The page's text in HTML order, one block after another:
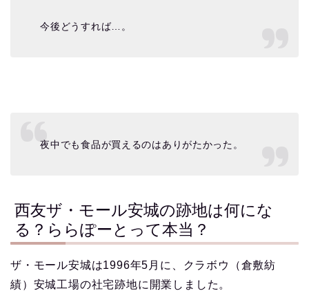
今後どうすれば…。
夜中でも食品が買えるのはありがたかった。
西友ザ・モール安城の跡地は何にな
る？ららぽーとって本当？
ザ・モール安城は1996年5月に、クラボウ（倉敷紡
績）安城工場の社宅跡地に開業しました。